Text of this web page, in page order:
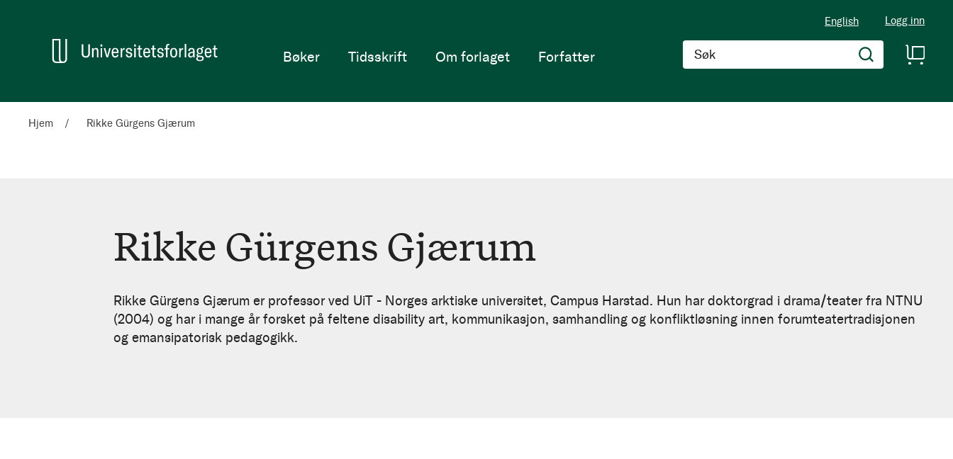
English Logg inn
Søk
Hjem
Bøker Tidsskrift Om forlaget Forfatter
Hjem Rikke Gürgens Gjærum
Rikke
Gürgens
Gjærum
Rikke Gürgens Gjærum
Rikke Gürgens Gjærum er professor ved UiT - Norges arktiske universitet, Campus Harstad. Hun har doktorgrad i drama/teater fra NTNU
(2004) og har i mange år forsket på feltene disability art, kommunikasjon, samhandling og konfliktløsning innen forumteatertradisjonen
og emansipatorisk pedagogikk.